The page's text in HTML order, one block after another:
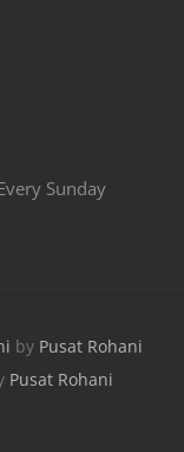
Sunday
by Pusat Rohani
Pusat Rohani